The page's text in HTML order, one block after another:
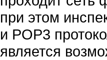
при этом
и POP3
является